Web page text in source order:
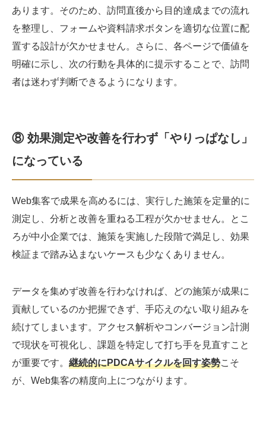
あります。そのため、訪問直後から目的達成までの流れ
を整理し、フォームや資料請求ボタンを適切な位置に配
置する設計が欠かせません。さらに、各ページで価値を
明確に示し、次の行動を具体的に提示することで、訪問
者は迷わず判断できるようになります。
⑧ 効果測定や改善を行わず「やりっぱなし」
になっている
Web集客で成果を高めるには、実行した施策を定量的に
測定し、分析と改善を重ねる工程が欠かせません。とこ
ろが中小企業では、施策を実施した段階で満足し、効果
検証まで踏み込まないケースも少なくありません。
データを集めず改善を行わなければ、どの施策が成果に
貢献しているのか把握できず、手応えのない取り組みを
続けてしまいます。アクセス解析やコンバージョン計測
で現状を可視化し、課題を特定して打ち手を見直すこと
が重要です。 継続的にPDCAサイクルを回す姿勢こそ
が、Web集客の精度向上につながります。